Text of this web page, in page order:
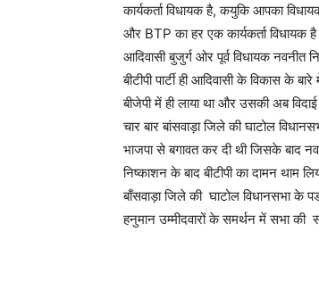
कार्यकर्ता विधायक है, कयुकि आपका
और BTP का हर एक कार्यकर्ता विधायक
आदिवासी बुजुर्ग ओर पूर्व विधायक नवनीत
बीटीपी पार्टी ही आदिवासी के विकास के
बीजेपी में ही लाया था और उसकी अब
चार बार बांसवाड़ा जिले की घाटोल
भाजपा से बगावत कर दी थी जिसके बाद
निष्काशन के बाद बीटीपी का दामन थाम
बाँसवाड़ा जिले की घाटोल विधानसभा के
हनुमान उम्मीदवारों के समर्थन में सभा की